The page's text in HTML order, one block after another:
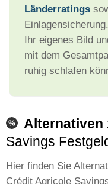
Länderratings
Ihr eigenes Bild
mit dem
ruhig schlafen
Alternativen
Savings
Hier finden Sie
Crédit Agricole